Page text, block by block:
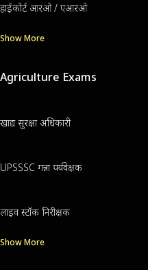
हाईकोर्ट आरओ / एआरओ
Show More
Agriculture Exams
खाद्य सुरक्षा अधिकारी
UPSSSC गन्ना पर्यवेक्षक
लाइव स्टॉक निरीक्षक
Show More